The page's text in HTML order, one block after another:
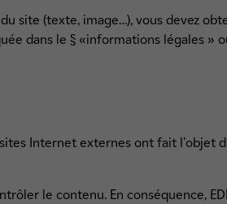
site (texte, image…), vous devez
dans le § «informations légales »
Internet externes ont fait l'objet
le contenu. En conséquence,